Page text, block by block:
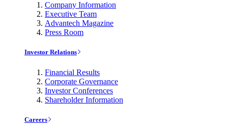
Company Information
Executive Team
Advantech Magazine
Press Room
Investor Relations
Financial Results
Corporate Governance
Investor Conferences
Shareholder Information
Careers